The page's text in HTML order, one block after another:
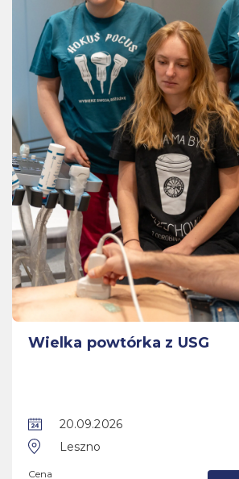
Wielka powtórka z USG
20.09.2026
Leszno
Cena